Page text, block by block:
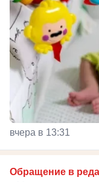
вчера в 13:31
Обращение в